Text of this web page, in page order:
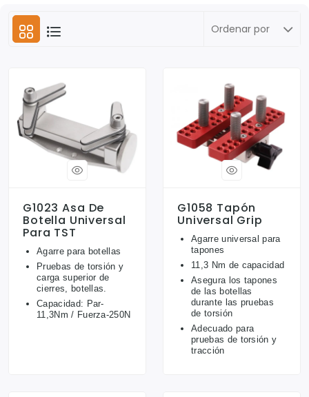
G1023 Asa De
Botella Universal
Para TST
Agarre para botellas
Pruebas de torsión y
carga superior de
cierres, botellas.
Capacidad: Par-
11,3Nm / Fuerza-250N
G1058 Tapón
Universal Grip
Agarre universal para
tapones
11,3 Nm de capacidad
Asegura los tapones
de las botellas
durante las pruebas
de torsión
Adecuado para
pruebas de torsión y
tracción